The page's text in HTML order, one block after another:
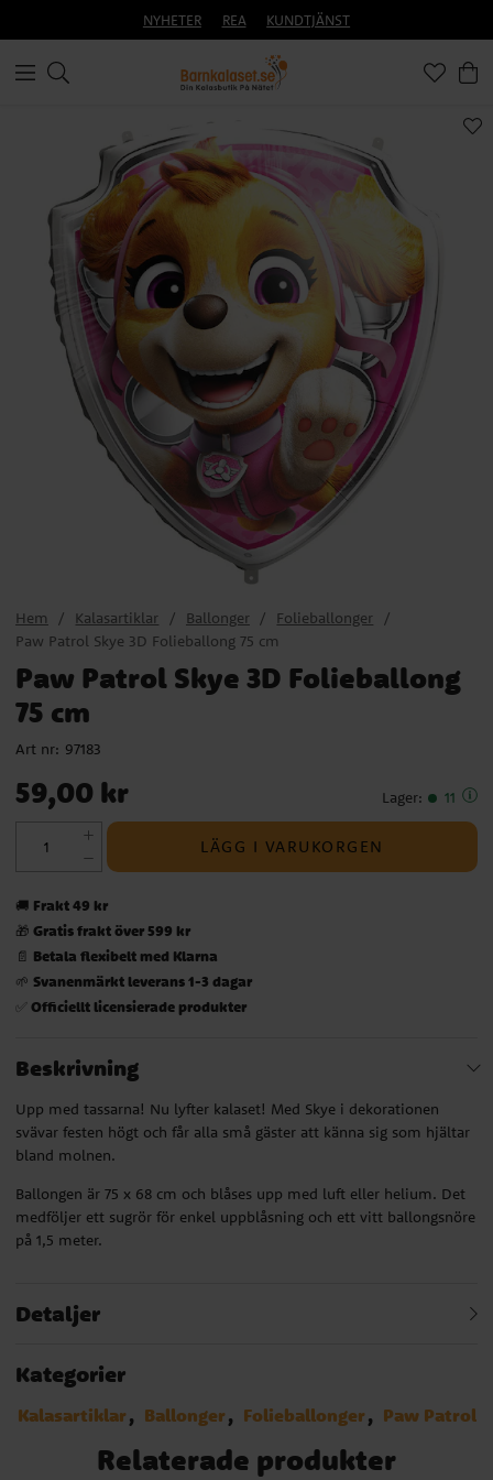
NYHETER REA KUNDTJÄNST
Hem Kalasartiklar Ballonger
Folieballonger
Paw Patrol Skye 3D Folieballong 75 cm
Paw Patrol Skye 3D Folieballong
75 cm
Art nr: 97183
Pris: 59,00 kr
59,00 kr Lager: 11
LÄGG I VARUKORGEN
🚚 Frakt 49 kr
🎁 Gratis frakt över 599 kr
📄 Betala flexibelt med Klarna
🌱 Svanenmärkt leverans 1-3 dagar
✅ Officiellt licensierade produkter
Beskrivning
Upp med tassarna! Nu lyfter kalaset! Med Skye i dekorationen
svävar festen högt och får alla små gäster att känna sig som hjältar
bland molnen.
Ballongen är 75 x 68 cm och blåses upp med luft eller helium. Det
medföljer ett sugrör för enkel uppblåsning och ett vitt ballongsnöre
på 1,5 meter.
Detaljer
Kategorier
Kalasartiklar Ballonger Folieballonger Paw Patrol
Relaterade produkter